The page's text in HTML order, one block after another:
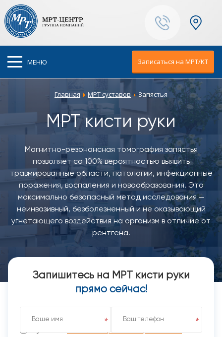
Ваш город:
Москва
Записаться на МРТ/KT
МЕНЮ
Главная МРТ суставов Запястья
МРТ кисти руки
Магнитно-резонансная томография запястья
позволяет со 100% вероятностью выявить
травмированные области, патологии, инфекционные
поражения, воспаления и новообразования. Это
максимально безопасный метод исследования —
неинвазивный, безболезненный и не оказывающий
угнетающего воздействия на организм в отличие от
рентгена.
Запишитесь на МРТ кисти руки
прямо сейчас!
Я даю согласие на обработку персональных данных
Политики обработки персональных